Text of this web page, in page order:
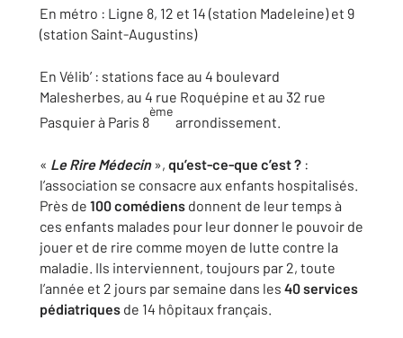
En métro : Ligne 8, 12 et 14 (station Madeleine) et 9
(station Saint-Augustins)
En Vélib’ : stations face au 4 boulevard
Malesherbes, au 4 rue Roquépine et au 32 rue
Pasquier à Paris 8
ème
arrondissement.
« Le Rire Médecin», qu’est-ce-que c’est ? :
l’association se consacre aux enfants hospitalisés.
Près de 100 comédiens donnent de leur temps à
ces enfants malades pour leur donner le pouvoir de
jouer et de rire comme moyen de lutte contre la
maladie. Ils interviennent, toujours par 2, toute
l’année et 2 jours par semaine dans les 40 services
pédiatriques de 14 hôpitaux français.